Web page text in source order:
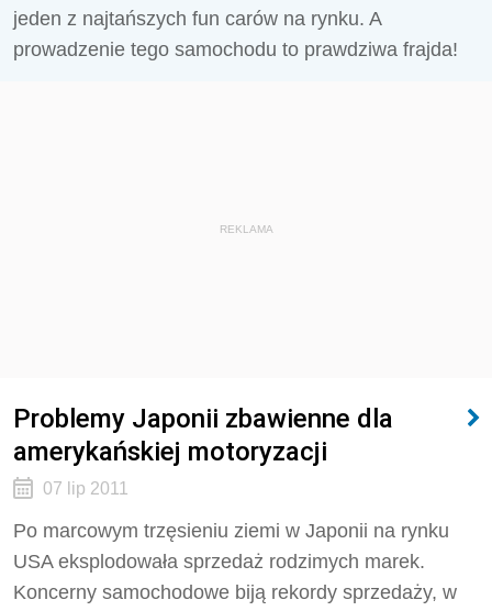
jeden z najtańszych fun carów na rynku. A
prowadzenie tego samochodu to prawdziwa frajda!
REKLAMA
Problemy Japonii zbawienne dla
amerykańskiej motoryzacji
07 lip 2011
Po marcowym trzęsieniu ziemi w Japonii na rynku
USA eksplodowała sprzedaż rodzimych marek.
Koncerny samochodowe biją rekordy sprzedaży, w